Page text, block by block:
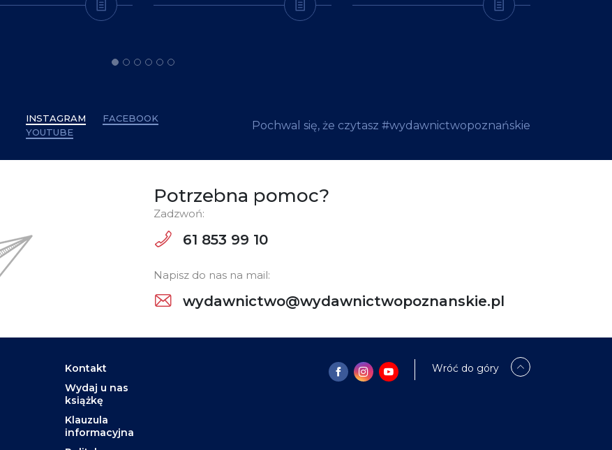
INSTAGRAM
FACEBOOK
YOUTUBE
Pochwal się, że czytasz #wydawnictwopoznańskie
Potrzebna pomoc?
Zadzwoń:
61 853 99 10
Napisz do nas na mail:
wydawnictwo@wydawnictwopoznanskie.pl
Kontakt
Wydaj u nas
książkę
Klauzula
informacyjna
Wróć do góry